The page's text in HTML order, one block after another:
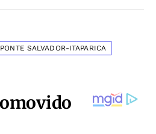
PONTE SALVADOR-ITAPARICA